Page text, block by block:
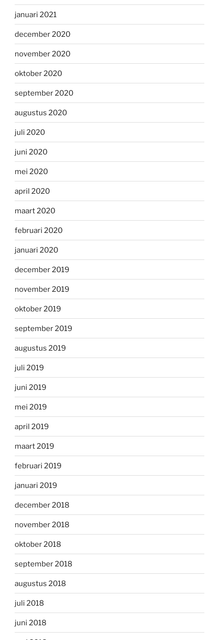
januari 2021
december 2020
november 2020
oktober 2020
september 2020
augustus 2020
juli 2020
juni 2020
mei 2020
april 2020
maart 2020
februari 2020
januari 2020
december 2019
november 2019
oktober 2019
september 2019
augustus 2019
juli 2019
juni 2019
mei 2019
april 2019
maart 2019
februari 2019
januari 2019
december 2018
november 2018
oktober 2018
september 2018
augustus 2018
juli 2018
juni 2018